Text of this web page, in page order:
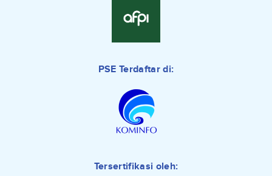
PSE Terdaftar di:
Tersertifikasi oleh: